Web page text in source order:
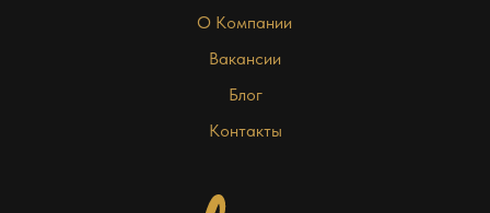
О Компании
Блог
Контакты
Вакансии